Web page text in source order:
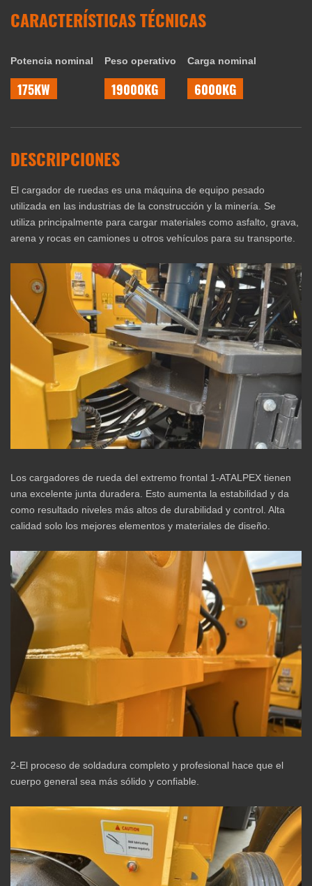
CARACTERÍSTICAS TÉCNICAS
Potencia nominal
175KW
Peso operativo
19000KG
Carga nominal
6000KG
DESCRIPCIONES
El cargador de ruedas es una máquina de equipo pesado
utilizada en las industrias de la construcción y la minería. Se
utiliza principalmente para cargar materiales como asfalto, grava,
arena y rocas en camiones u otros vehículos para su transporte.
Los cargadores de rueda del extremo frontal 1-ATALPEX tienen
una excelente junta duradera. Esto aumenta la estabilidad y da
como resultado niveles más altos de durabilidad y control. Alta
calidad solo los mejores elementos y materiales de diseño.
2-El proceso de soldadura completo y profesional hace que el
cuerpo general sea más sólido y confiable.